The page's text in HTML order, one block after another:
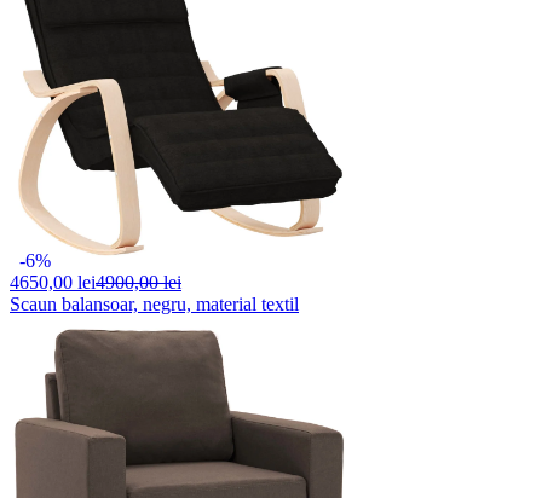
-6%
4650,00 lei4900,00 lei
Scaun balansoar, negru, material textil